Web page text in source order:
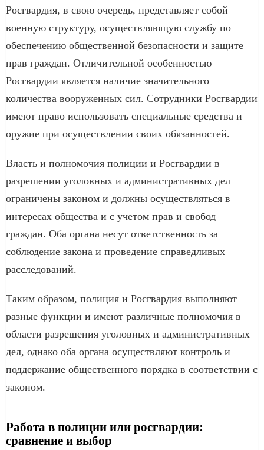
Росгвардия, в свою очередь, представляет собой
военную структуру, осуществляющую службу по
обеспечению общественной безопасности и защите
прав граждан. Отличительной особенностью
Росгвардии является наличие значительного
количества вооруженных сил. Сотрудники Росгвардии
имеют право использовать специальные средства и
оружие при осуществлении своих обязанностей.
Власть и полномочия полиции и Росгвардии в
разрешении уголовных и административных дел
ограничены законом и должны осуществляться в
интересах общества и с учетом прав и свобод
граждан. Оба органа несут ответственность за
соблюдение закона и проведение справедливых
расследований.
Таким образом, полиция и Росгвардия выполняют
разные функции и имеют различные полномочия в
области разрешения уголовных и административных
дел, однако оба органа осуществляют контроль и
поддержание общественного порядка в соответствии с
законом.
Работа в полиции или росгвардии:
сравнение и выбор